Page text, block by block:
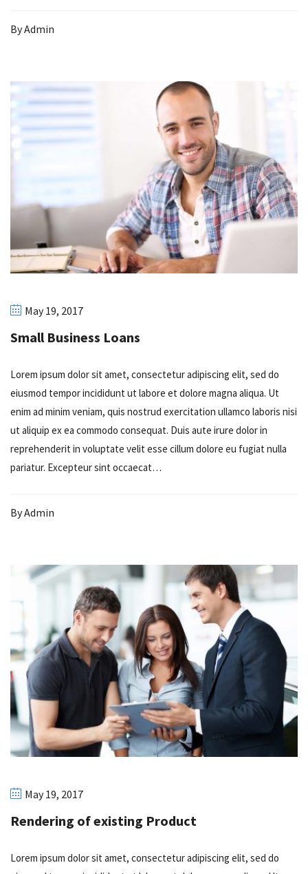
ByAdmin
May 19, 2017
Small Business Loans
Lorem ipsum dolor sit amet, consectetur adipiscing elit, sed do
eiusmod tempor incididunt ut labore et dolore magna aliqua. Ut
enim ad minim veniam, quis nostrud exercitation ullamco laboris nisi
ut aliquip ex ea commodo consequat. Duis aute irure dolor in
reprehenderit in voluptate velit esse cillum dolore eu fugiat nulla
pariatur. Excepteur sint occaecat…
ByAdmin
May 19, 2017
Rendering of existing Product
Lorem ipsum dolor sit amet, consectetur adipiscing elit, sed do